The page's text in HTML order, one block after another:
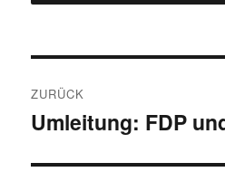
ZURÜCK
Vorheriger
Umleitung: FDP